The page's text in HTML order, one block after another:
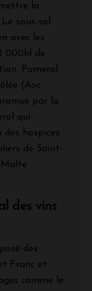
la
sous-sol
avec les
000hl de
Pomerol
(Aoc
par la
qui
des hospices
de Saint-
Malte
des vins
des
Franc et
comme le